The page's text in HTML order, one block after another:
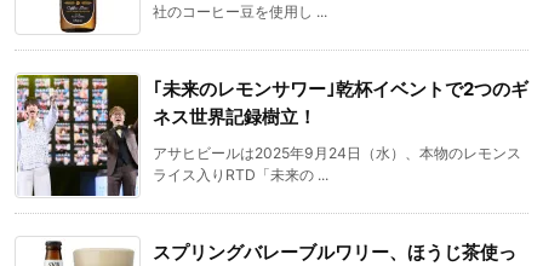
社のコーヒー豆を使用し ...
｢未来のレモンサワー｣乾杯イベントで2つのギ
ネス世界記録樹立！
アサヒビールは2025年9月24日（水）、本物のレモンス
ライス入りRTD「未来の ...
スプリングバレーブルワリー、ほうじ茶使っ